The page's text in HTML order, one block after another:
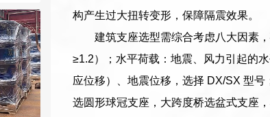
构产生过大扭转变形，保障隔震效果。
建筑支座选型需综合考虑八大因素
≥1.2）；水平荷载：地震、风力引起的
应位移）、地震位移，选择 DX/SX 型
选圆形球冠支座，大跨度桥选盆式支座